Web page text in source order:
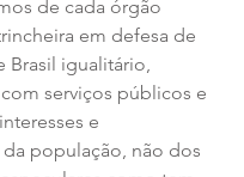
de cada órgão
em defesa de
Brasil igualitário,
serviços públicos e
e
população, não dos